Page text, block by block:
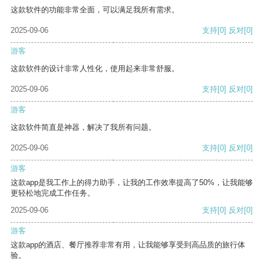
这款软件的功能非常全面，可以满足我所有需求。
2025-09-06 支持[0] 反对[0]
游客
这款软件的设计非常人性化，使用起来非常舒服。
2025-09-06 支持[0] 反对[0]
游客
这款软件简直是神器，解决了我所有问题。
2025-09-06 支持[0] 反对[0]
游客
这款app是我工作上的得力助手，让我的工作效率提高了50%，让我能够
更轻松地完成工作任务。
2025-09-06
支持[0] 反对[0]
游客
这款app的酒店、餐厅推荐非常有用，让我能够享受到高品质的旅行体
验。